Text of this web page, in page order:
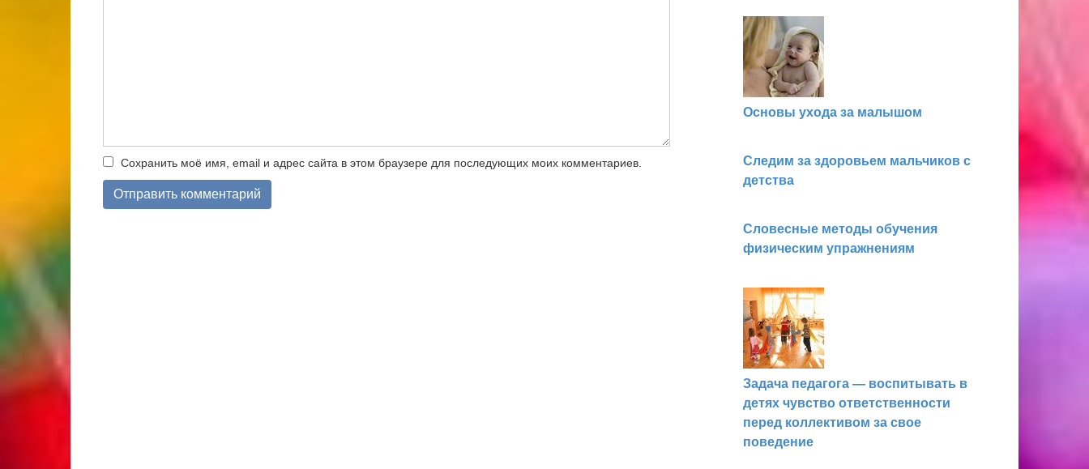
Сохранить моё имя, email и адрес сайта в этом браузере для последующих моих комментариев.
Основы ухода за малышом
Следим за здоровьем мальчиков с
детства
Словесные методы обучения
физическим упражнениям
Задача педагога — воспитывать в
детях чувство ответственности
перед коллективом за свое
поведение